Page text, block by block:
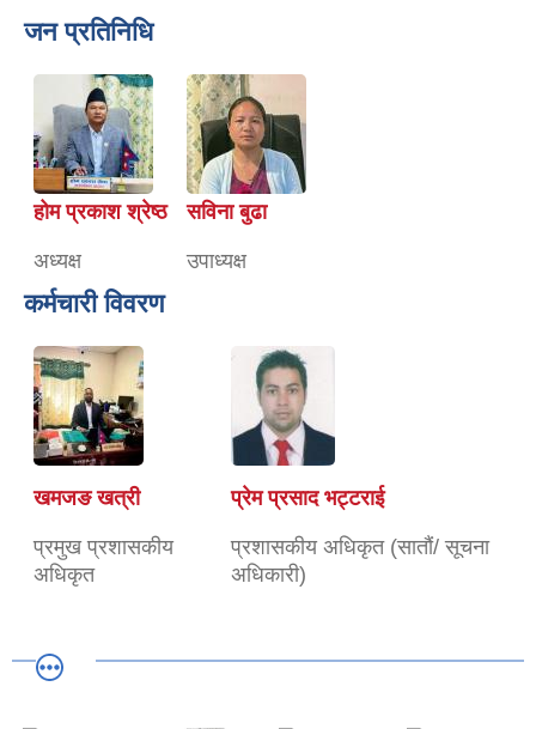
जन प्रतिनिधि
होम प्रकाश श्रेष्ठ
अध्यक्ष
सविना बुढा
उपाध्यक्ष
कर्मचारी विवरण
खमजङ खत्री
प्रमुख प्रशासकीय
अधिकृत
प्रेम प्रसाद भट्टराई
प्रशासकीय अधिकृत (सातौं/ सूचना
अधिकारी)